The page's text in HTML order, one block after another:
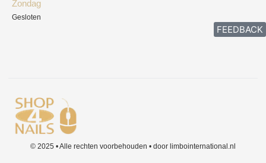
Zondag
Gesloten
© 2025 • Alle rechten voorbehouden • door limbointernational.nl
FEEDBACK